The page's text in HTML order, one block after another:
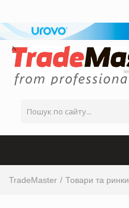
TradeMaster Товари та ринки